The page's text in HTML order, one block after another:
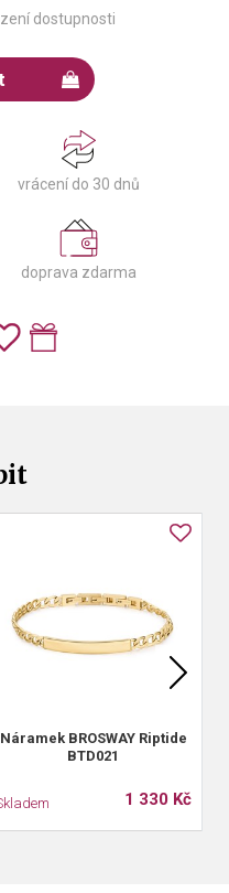
dostupnosti
vrácení do 30 dnů
doprava zdarma
Náramek BROSWAY Riptide
BTD021
1 330 Kč